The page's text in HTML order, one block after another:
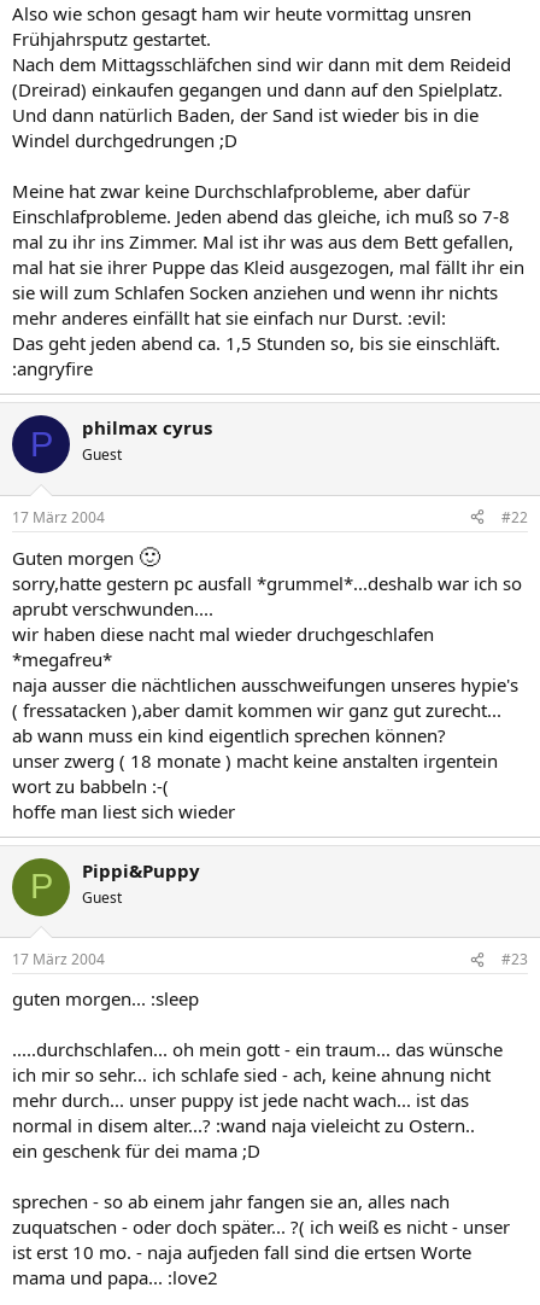
Also wie schon gesagt ham wir heute vormittag unsren
Frühjahrsputz gestartet.
Nach dem Mittagsschläfchen sind wir dann mit dem Reideid
(Dreirad) einkaufen gegangen und dann auf den Spielplatz.
Und dann natürlich Baden, der Sand ist wieder bis in die
Windel durchgedrungen ;D
Meine hat zwar keine Durchschlafprobleme, aber dafür
Einschlafprobleme. Jeden abend das gleiche, ich muß so 7-8
mal zu ihr ins Zimmer. Mal ist ihr was aus dem Bett gefallen,
mal hat sie ihrer Puppe das Kleid ausgezogen, mal fällt ihr ein
sie will zum Schlafen Socken anziehen und wenn ihr nichts
mehr anderes einfällt hat sie einfach nur Durst. :evil:
Das geht jeden abend ca. 1,5 Stunden so, bis sie einschläft.
:angryfire
P philmax cyrus
Guest
17 März 2004 #22
Guten morgen 🙂
sorry,hatte gestern pc ausfall *grummel*...deshalb war ich so
aprubt verschwunden....
wir haben diese nacht mal wieder druchgeschlafen
*megafreu*
naja ausser die nächtlichen ausschweifungen unseres hypie's
( fressatacken ),aber damit kommen wir ganz gut zurecht...
ab wann muss ein kind eigentlich sprechen können?
unser zwerg ( 18 monate ) macht keine anstalten irgentein
wort zu babbeln :-(
hoffe man liest sich wieder
P Pippi&Puppy
Guest
17 März 2004 #23
guten morgen... :sleep
.....durchschlafen... oh mein gott - ein traum... das wünsche
ich mir so sehr... ich schlafe sied - ach, keine ahnung nicht
mehr durch... unser puppy ist jede nacht wach... ist das
normal in disem alter...? :wand naja vieleicht zu Ostern..
ein geschenk für dei mama ;D
sprechen - so ab einem jahr fangen sie an, alles nach
zuquatschen - oder doch später... ?( ich weiß es nicht - unser
ist erst 10 mo. - naja aufjeden fall sind die ertsen Worte
mama und papa... :love2